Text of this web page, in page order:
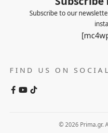
Subscribe to our
FIND US ON
© 2026 Prima.gr.